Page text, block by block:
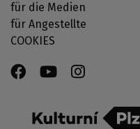
für die Medien
für Angestellte
COOKIES